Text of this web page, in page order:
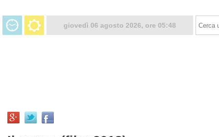
giovedì 06 agosto 2026, ore 05:48